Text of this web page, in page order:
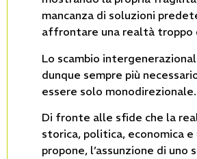
mancanza di soluzioni
affrontare una realtà troppo
Lo scambio
dunque sempre più
essere solo monodirezionale.
Di fronte alle sfide che la
storica, politica, economica e
propone, l’assunzione di uno